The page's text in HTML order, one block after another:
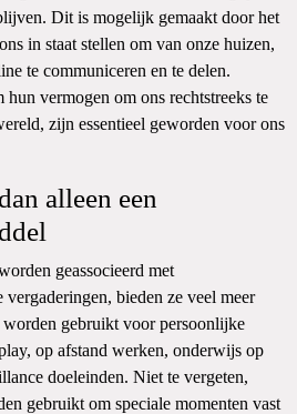
Dit is mogelijk gemaakt door het
in staat stellen om van onze huizen,
te communiceren en te delen.
hun vermogen om ons rechtstreeks te
zijn essentieel geworden voor ons
alleen een
geassocieerd met
bieden ze veel meer
gebruikt voor persoonlijke
op afstand werken, onderwijs op
doeleinden. Niet te vergeten,
gebruikt om speciale momenten vast